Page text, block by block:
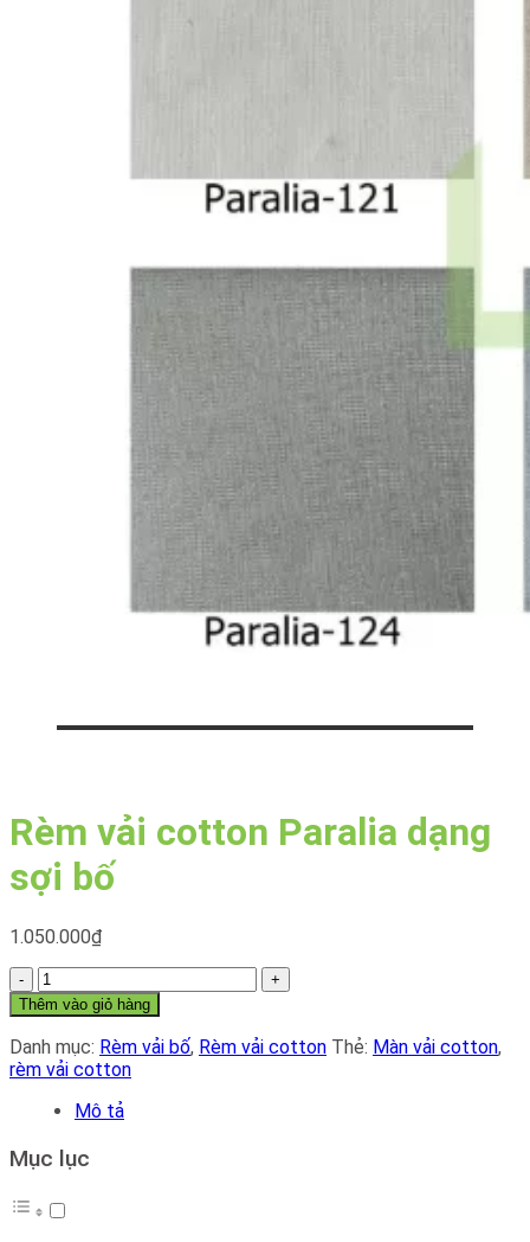
Rèm vải cotton Paralia dạng
sợi bố
1.050.000₫
Rèm
vải
cotton
Paralia
dạng
bố
lượng
Thêm vào giỏ hàng
Danh mục: Rèm vải bố, Rèm vải cotton Thẻ: Màn vải cotton,
rèm vải cotton
Mô tả
Mục lục